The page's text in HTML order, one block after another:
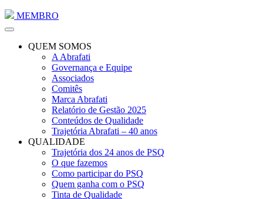
MEMBRO
QUEM SOMOS
A Abrafati
Governança e Equipe
Associados
Comitês
Marca Abrafati
Relatório de Gestão 2025
Conteúdos de Qualidade
Trajetória Abrafati – 40 anos
QUALIDADE
Trajetória dos 24 anos de PSQ
O que fazemos
Como participar do PSQ
Quem ganha com o PSQ
Tinta de Qualidade